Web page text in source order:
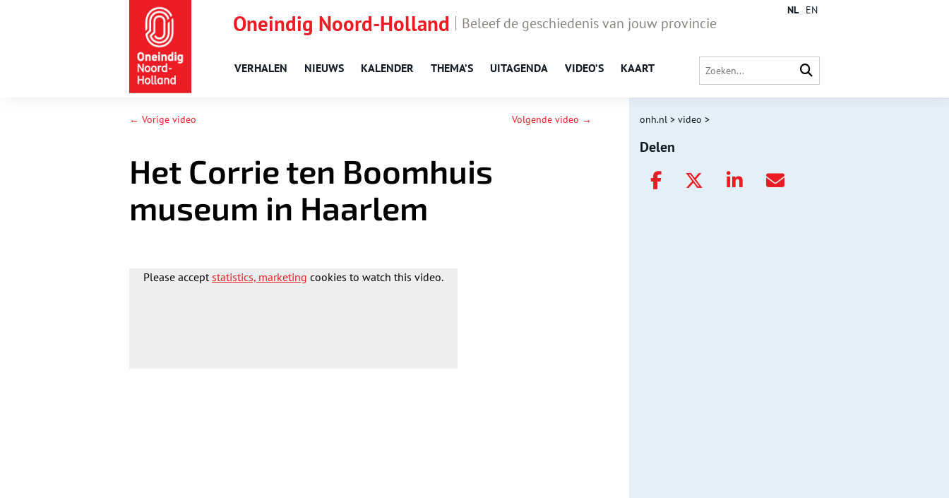
Oneindig Noord-Holland Beleef de geschiedenis van jouw provincie
VERHALEN NIEUWS KALENDER THEMA’S UITAGENDA VIDEO’S KAART
NL EN
← Vorige video Volgende video →
Het Corrie ten Boomhuis
museum in Haarlem
Please acceptstatistics, marketing cookies to watch this video.
onh.nl > video >
Delen